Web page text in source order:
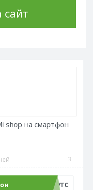
сайт
shop на смартфон
3
AT17TC